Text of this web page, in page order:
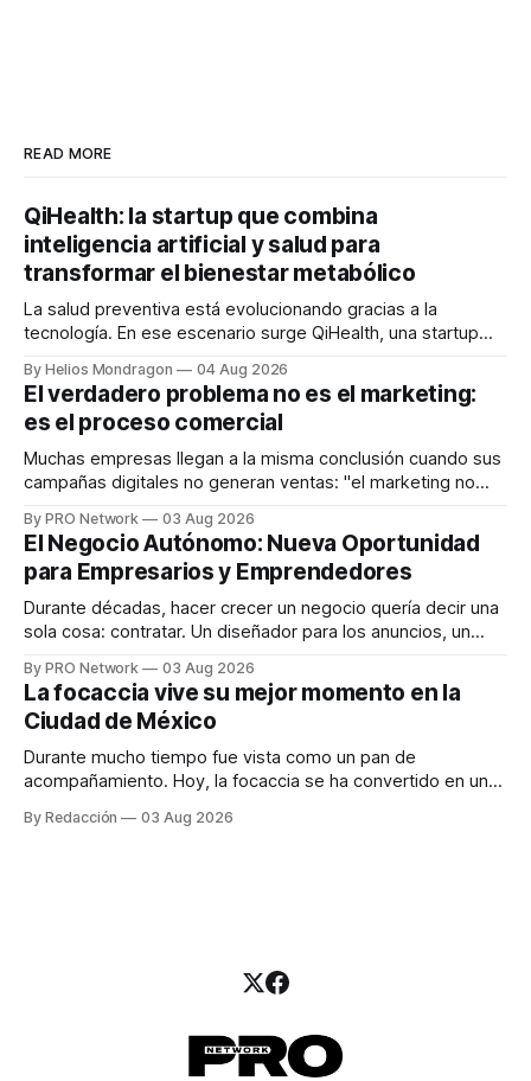
READ MORE
QiHealth: la startup que combina
inteligencia artificial y salud para
transformar el bienestar metabólico
La salud preventiva está evolucionando gracias a la
tecnología. En ese escenario surge QiHealth, una startup
dispositivos inteligentes, inteligencia artificial y monitoreo
en tiempo real para ayudar a las personas a tomar mejores
decisiones sobre su salud metabólica. Su propuesta busca
responder
By Helios Mondragon 04 Aug 2026
El verdadero problema no es el marketing:
es el proceso comercial
Muchas empresas llegan a la misma conclusión cuando sus
campañas digitales no generan ventas: "el marketing no
INTERIUS, el problema suele estar en otro lugar. Durante
una entrevista para el podcast SER PRO, el especialista en
marketing digital explicó que
By PRO Network 03 Aug 2026
El Negocio Autónomo: Nueva Oportunidad
para Empresarios y Emprendedores
Durante décadas, hacer crecer un negocio quería decir una
sola cosa: contratar. Un diseñador para los anuncios, un
para los textos, alguien que supiera de publicidad digital
para encontrar prospectos, un vendedor para atender
llamadas y mensajes, y —con suerte— una persona
By PRO Network 03 Aug 2026
La focaccia vive su mejor momento en la
Ciudad de México
Durante mucho tiempo fue vista como un pan de
acompañamiento. Hoy, la focaccia se ha convertido en uno
artesanal, ingredientes de calidad y experiencias que
By Redacción 03 Aug 2026